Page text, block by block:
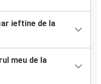
ieftine de la
meu de la